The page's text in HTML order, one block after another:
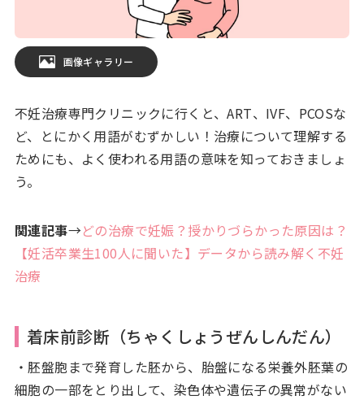
画像ギャラリー
不妊治療専門クリニックに行くと、ART、IVF、PCOSな
ど、とにかく用語がむずかしい！治療について理解する
ためにも、よく使われる用語の意味を知っておきましょ
う。
関連記事→どの治療で妊娠？授かりづらかった原因は？
【妊活卒業生100人に聞いた】データから読み解く不妊
治療
着床前診断（ちゃくしょうぜんしんだん）
・胚盤胞まで発育した胚から、胎盤になる栄養外胚葉の
細胞の一部をとり出して、染色体や遺伝子の異常がない